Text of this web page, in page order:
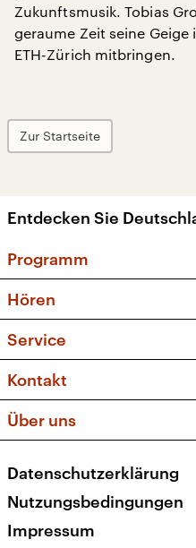
Zukunftsmusik. Tobias
geraume Zeit seine
ETH-Zürich mitbringen.
Zur Startseite
Entdecken Sie
Programm
Sendungen und
Musikliste
Kakadu – Das
Hören
Frequenzen (UKW +
Service
FAQ
Apps
Newsletter
Veranstaltungen
Kontakt
Social Media
Über uns
Presse
Karriere
Transparenz
Datenschutzerklärung
Nutzungsbedingungen
Impressum